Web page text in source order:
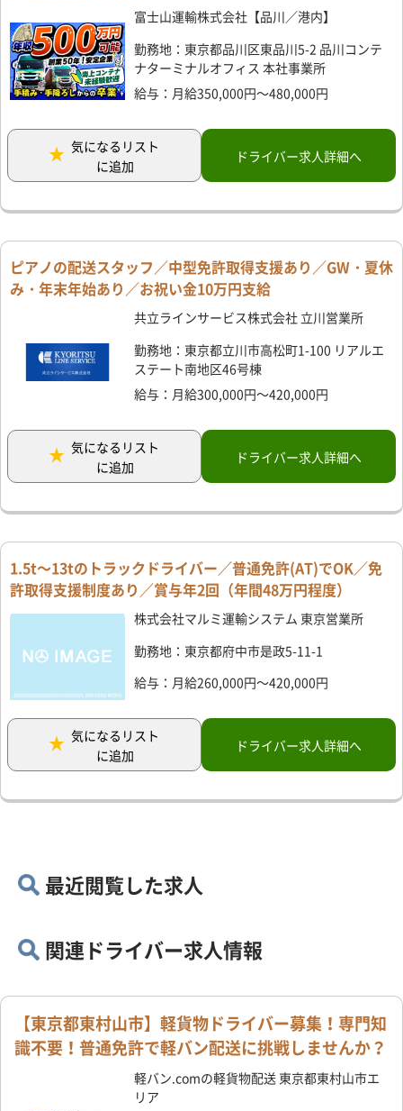
富士山運輸株式会社【品川／港内】
勤務地：東京都品川区東品川5-2 品川コンテ
ナターミナルオフィス 本社事業所
給与：月給350,000円～480,000円
気になるリスト
に追加
ドライバー求人詳細へ
ピアノの配送スタッフ／中型免許取得支援あり／GW・夏休
み・年末年始あり／お祝い金10万円支給
共立ラインサービス株式会社 立川営業所
勤務地：東京都立川市高松町1-100 リアルエ
ステート南地区46号棟
給与：月給300,000円～420,000円
気になるリスト
に追加
ドライバー求人詳細へ
1.5t～13tのトラックドライバー／普通免許(AT)でOK／免
許取得支援制度あり／賞与年2回（年間48万円程度）
株式会社マルミ運輸システム 東京営業所
勤務地：東京都府中市是政5-11-1
給与：月給260,000円～420,000円
気になるリスト
に追加
ドライバー求人詳細へ
最近閲覧した求人
関連ドライバー求人情報
【東京都東村山市】軽貨物ドライバー募集！専門知
識不要！普通免許で軽バン配送に挑戦しませんか？
軽バン.comの軽貨物配送 東京都東村山市エ
リア